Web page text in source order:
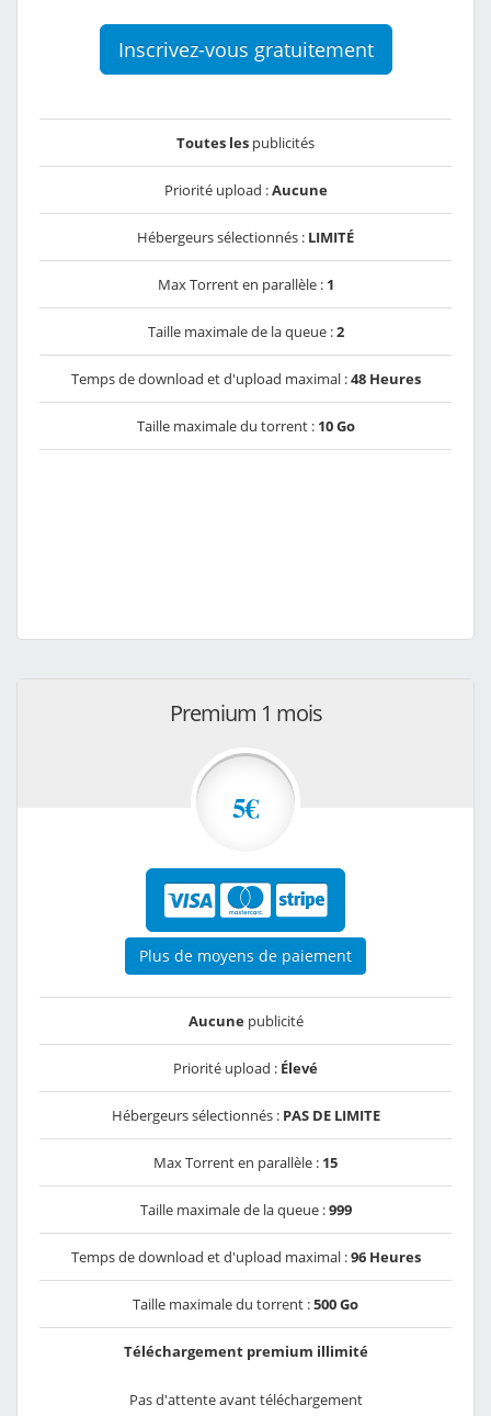
Inscrivez-vous gratuitement
Toutes les publicités
Priorité upload :Aucune
Hébergeurs sélectionnés : LIMITÉ
Max Torrent en parallèle : 1
Taille maximale de la queue :2
Temps de download et d'upload maximal :48 Heures
Taille maximale du torrent : 10 Go
Premium 1 mois
5€
Plus de moyens de paiement
Aucunepublicité
Priorité upload : Élevé
Hébergeurs sélectionnés : PAS DE LIMITE
Max Torrent en parallèle : 15
Taille maximale de la queue :999
Temps de download et d'upload maximal :96 Heures
Taille maximale du torrent :500 Go
Téléchargement premium illimité
Pas d'attente avant téléchargement